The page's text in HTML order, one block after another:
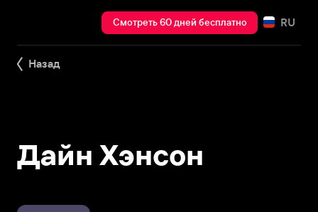
Смотреть 60 дней бесплатно RU
Назад
Дайн Хэнсон